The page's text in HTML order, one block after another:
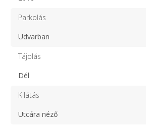
Parkolás
Udvarban
Tájolás
Dél
Kilátás
Utcára néző